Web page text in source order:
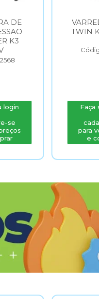
DE
K3
login
se
TWIN
Faça
para
e